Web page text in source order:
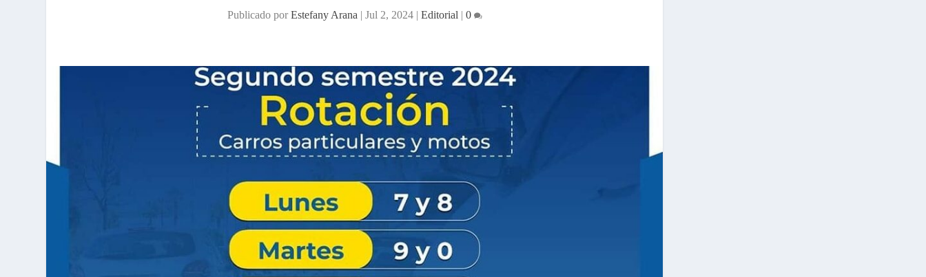
Publicado porEstefany Arana | Jul 2, 2024| Editorial | 0